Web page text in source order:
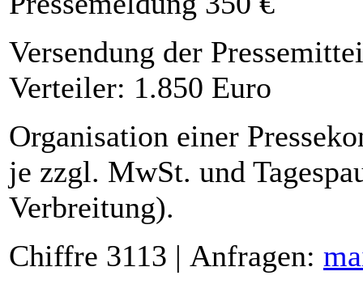
Versendung der
Verteiler: 1.850 Euro
Organisation einer
je zzgl. MwSt. und
Verbreitung).
Chiffre 3113 | Anfragen: